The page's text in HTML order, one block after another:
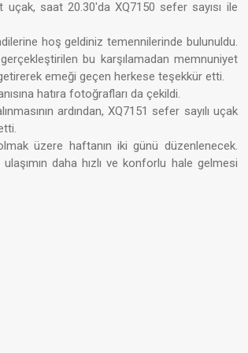
uçak, saat 20.30'da XQ7150 sefer sayısı ile
hoş geldiniz temennilerinde bulunuldu.
bu karşılamadan memnuniyet
emeği geçen herkese teşekkür etti.
hatıra fotoğrafları da çekildi.
ardından, XQ7151 sefer sayılı uçak
üzere haftanın iki günü düzenlenecek.
daha hızlı ve konforlu hale gelmesi